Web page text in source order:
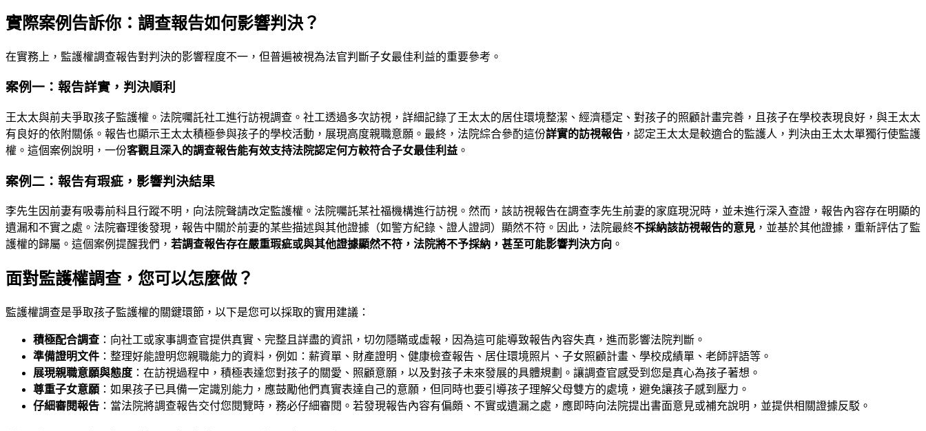
實際案例告訴你：調查報告如何影響判決？
在實務上，監護權調查報告對判決的影響程度不一，但普遍被視為法官判斷子女最佳利益的重要參考。
案例一：報告詳實，判決順利
王太太與前夫爭取孩子監護權。法院囑託社工進行訪視調查。社工透過多次訪視，詳細記錄了王太太的居住環境整潔、經濟穩定、對孩子的照顧計畫完善，且孩子在學校表現良好，與王太太
有良好的依附關係。報告也顯示王太太積極參與孩子的學校活動，展現高度親職意願。最終，法院綜合參酌這份詳實的訪視報告 ，認定王太太是較適合的監護人，判決由王太太單獨行使監護
權。這個案例說明，一份客觀且深入的調查報告能有效支持法院認定何方較符合子女最佳利益 。
案例二：報告有瑕疵，影響判決結果
李先生因前妻有吸毒前科且行蹤不明，向法院聲請改定監護權。法院囑託某社福機構進行訪視。然而，該訪視報告在調查李先生前妻的家庭現況時，並未進行深入查證，報告內容存在明顯的
遺漏和不實之處。法院審理後發現，報告中關於前妻的某些描述與其他證據（如警方紀錄、證人證詞）顯然不符。因此，法院最終不採納該訪視報告的意見 ，並基於其他證據，重新評估了監
護權的歸屬。這個案例提醒我們， 若調查報告存在嚴重瑕疵或與其他證據顯然不符，法院將不予採納，甚至可能影響判決方向 。
面對監護權調查，您可以怎麼做？
監護權調查是爭取孩子監護權的關鍵環節，以下是您可以採取的實用建議：
積極配合調查 ：向社工或家事調查官提供真實、完整且詳盡的資訊，切勿隱瞞或虛報，因為這可能導致報告內容失真，進而影響法院判斷。
準備證明文件 ：整理好能證明您親職能力的資料，例如：薪資單、財產證明、健康檢查報告、居住環境照片、子女照顧計畫、學校成績單、老師評語等。
展現親職意願與態度 ：在訪視過程中，積極表達您對孩子的關愛、照顧意願，以及對孩子未來發展的具體規劃。讓調查官感受到您是真心為孩子著想。
尊重子女意願 ：如果孩子已具備一定識別能力，應鼓勵他們真實表達自己的意願，但同時也要引導孩子理解父母雙方的處境，避免讓孩子感到壓力。
仔細審閱報告 ：當法院將調查報告交付您閱覽時，務必仔細審閱。若發現報告內容有偏頗、不實或遺漏之處，應即時向法院提出書面意見或補充說明，並提供相關證據反駁。